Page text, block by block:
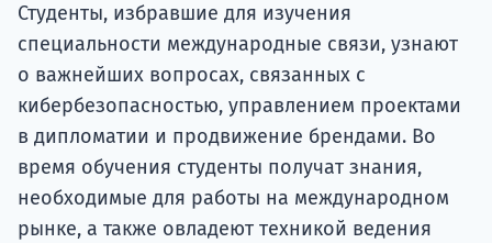
Студенты, избравшие для изучения
специальности международные связи, узнают
о важнейших вопросах, связанных с
кибербезопасностью, управлением проектами
в дипломатии и продвижение брендами. Во
время обучения студенты получат знания,
необходимые для работы на международном
рынке, а также овладеют техникой ведения